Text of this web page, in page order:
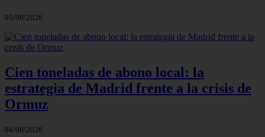
05/08/2026
Cien toneladas de abono local: la
estrategia de Madrid frente a la crisis de
Ormuz
04/08/2026